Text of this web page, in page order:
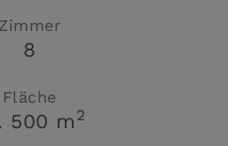
Zimmer
8
Fläche
500 m 2